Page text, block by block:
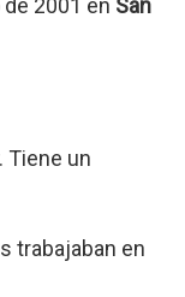
2001 en San
Tiene un
trabajaban en